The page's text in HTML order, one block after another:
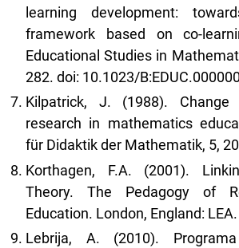
learning development:
framework based on co-
Educational Studies in
282. doi: 10.1023/
Kilpatrick, J. (1988).
research in mathematics
für Didaktik der Mathematik, 5,
Korthagen, F.A. (2001).
Theory. The Pedagogy of
Education. London, England: LEA.
Lebrija, A. (2010).